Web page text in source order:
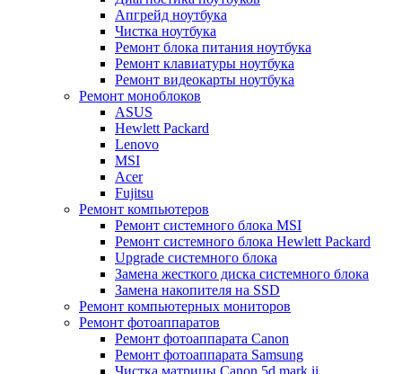
Апгрейд ноутбука
Чистка ноутбука
Ремонт блока питания ноутбука
Ремонт клавиатуры ноутбука
Ремонт видеокарты ноутбука
Ремонт моноблоков
ASUS
Hewlett Packard
Lenovo
MSI
Acer
Fujitsu
Ремонт компьютеров
Ремонт системного блока MSI
Ремонт системного блока Hewlett Packard
Upgrade системного блока
Замена жесткого диска системного блока
Замена накопителя на SSD
Ремонт компьютерных мониторов
Ремонт фотоаппаратов
Ремонт фотоаппарата Canon
Ремонт фотоаппарата Samsung
Чистка матрицы Canon 5d mark ii